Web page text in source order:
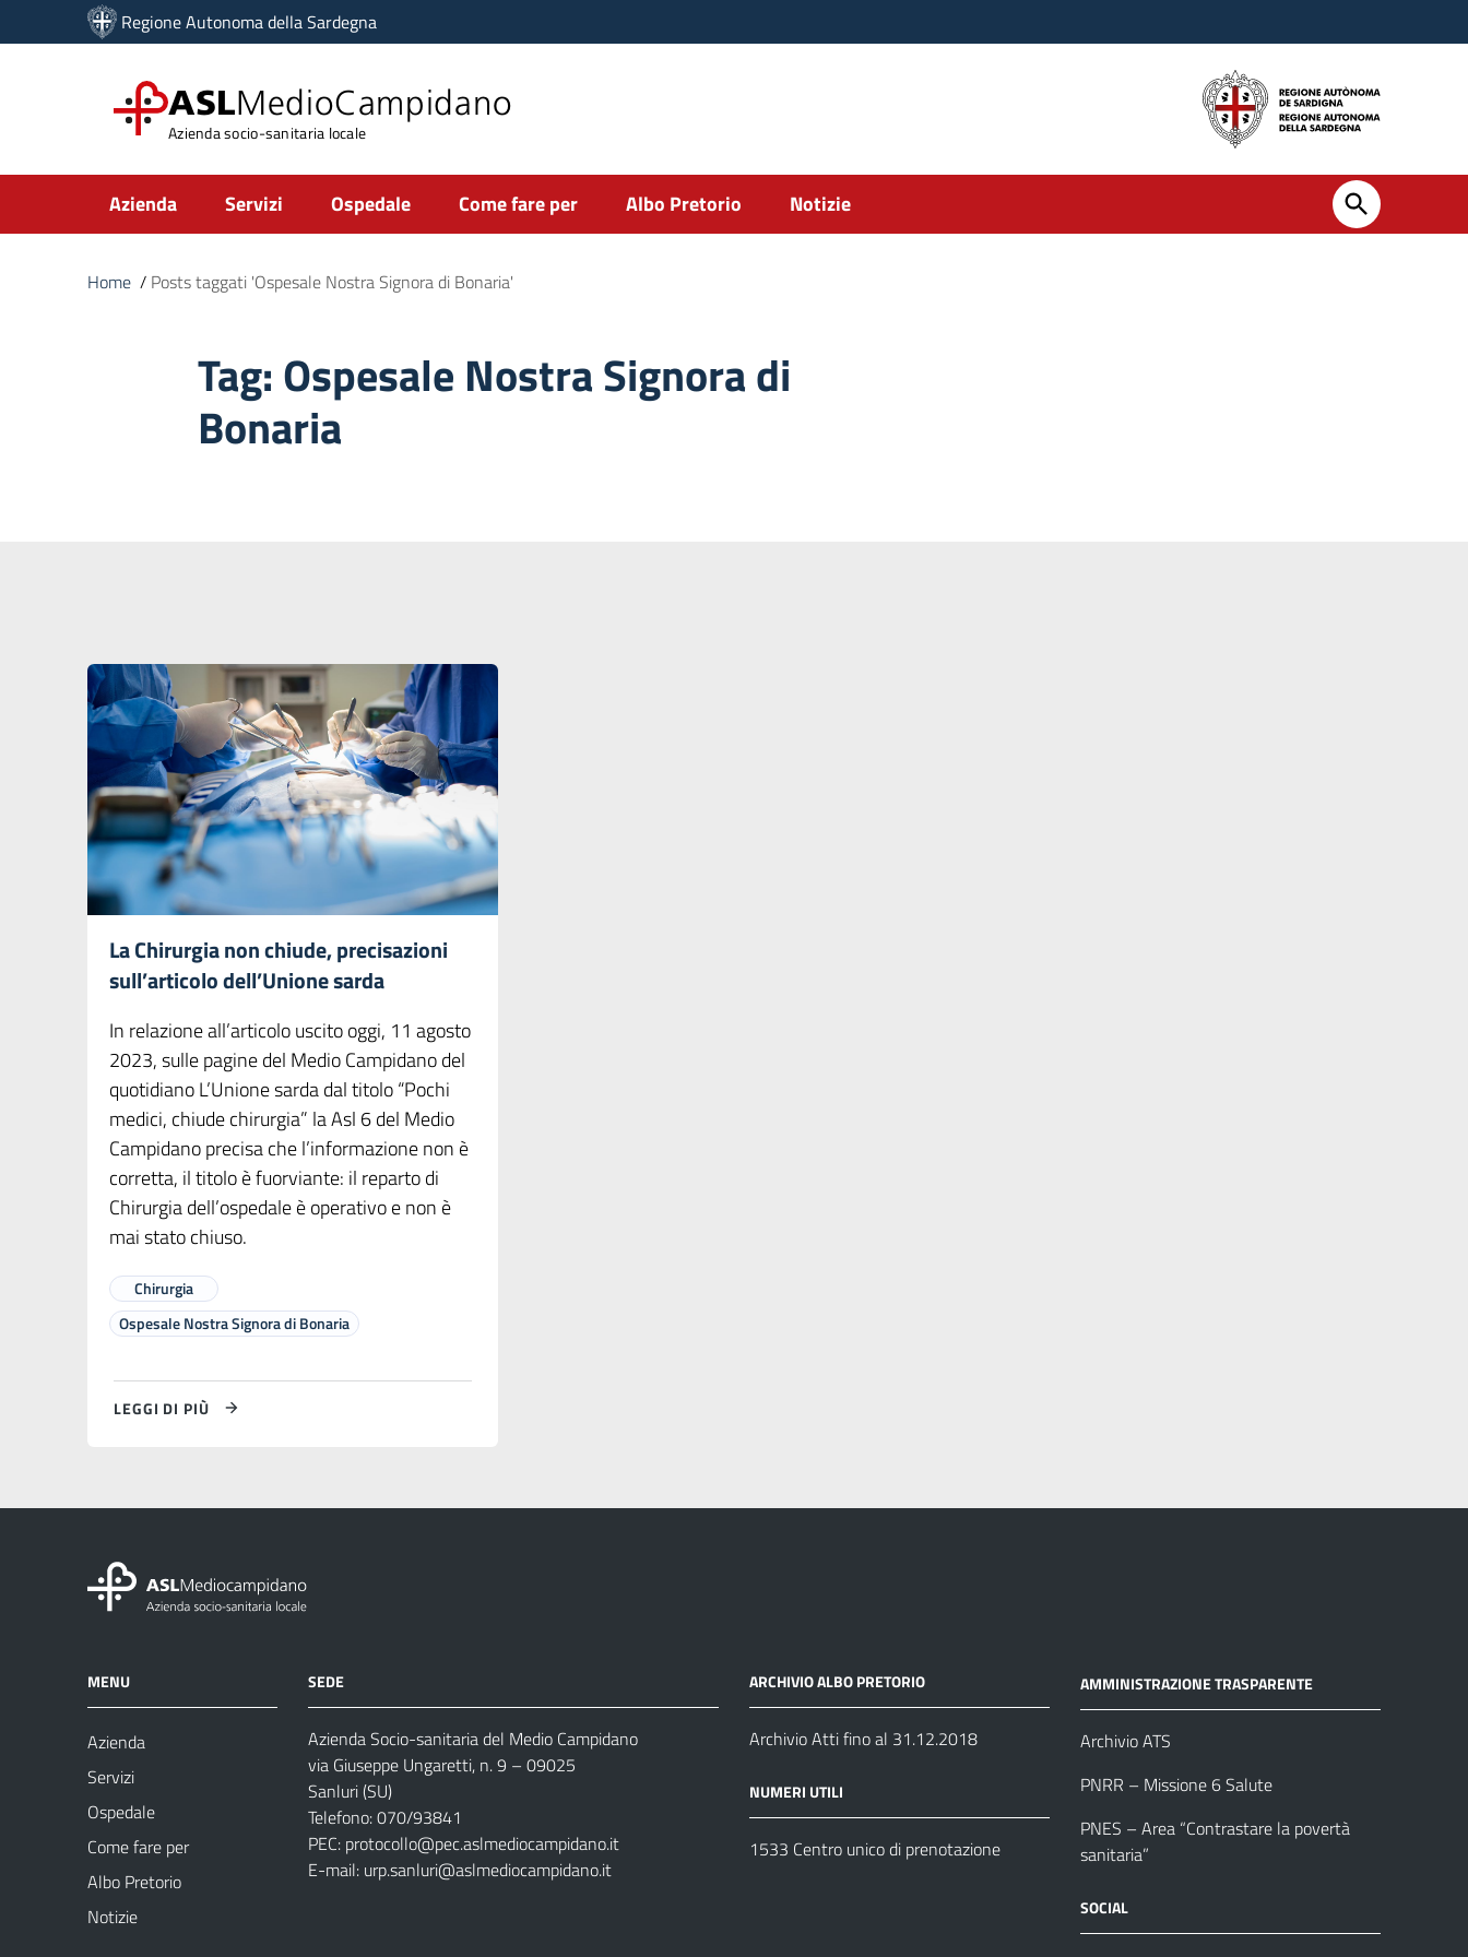
Vai ai contenuti
Vai al menu di navigazione
Regione Autonoma della Sardegna
ASLMedioCampidano
Azienda socio-sanitaria locale
Submenu
Azienda Servizi Ospedale Come fare per Albo Pretorio Notizie
Home / Posts taggati 'Ospesale Nostra Signora di Bonaria'
Tag:Ospesale Nostra Signora di
Bonaria
La Chirurgia non chiude, precisazioni
sull’articolo dell’Unione sarda
In relazione all’articolo uscito oggi, 11 agosto
2023, sulle pagine del Medio Campidano del
quotidiano L’Unione sarda dal titolo “Pochi
medici, chiude chirurgia” la Asl 6 del Medio
Campidano precisa che l’informazione non è
corretta, il titolo è fuorviante: il reparto di
Chirurgia dell’ospedale è operativo e non è
mai stato chiuso.
Chirurgia
Ospesale Nostra Signora di Bonaria
LEGGI DI PIÙ
MENU
Azienda
Servizi
Ospedale
Come fare per
Albo Pretorio
Notizie
SEDE
Azienda Socio-sanitaria del Medio Campidano
via Giuseppe Ungaretti, n. 9 – 09025
Sanluri (SU)
Telefono: 070/93841
PEC: protocollo@pec.aslmediocampidano.it
E-mail: urp.sanluri@aslmediocampidano.it
ARCHIVIO ALBO PRETORIO
Archivio Atti fino al 31.12.2018
NUMERI UTILI
1533 Centro unico di prenotazione
AMMINISTRAZIONE TRASPARENTE
Archivio ATS
PNRR – Missione 6 Salute
PNES – Area “Contrastare la povertà
sanitaria”
SOCIAL